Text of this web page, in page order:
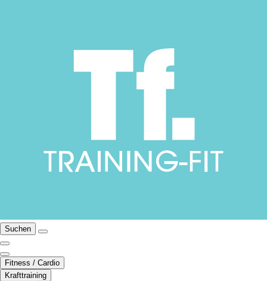
Suchen
Fitness / Cardio
Krafttraining